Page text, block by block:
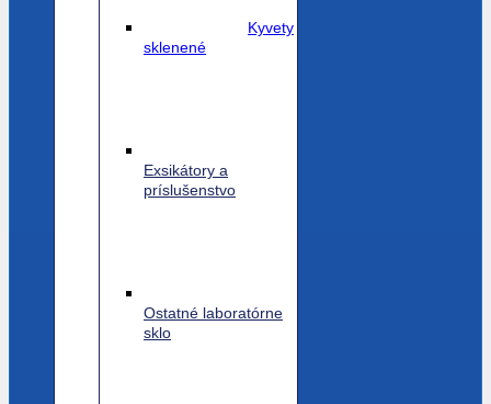
Kyvety
sklenené
Exsikátory a
príslušenstvo
Ostatné laboratórne
sklo